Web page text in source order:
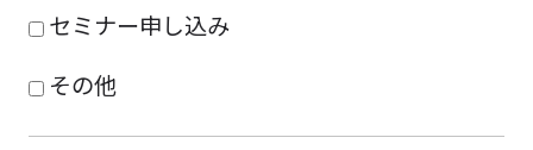
セミナー申し込み
その他